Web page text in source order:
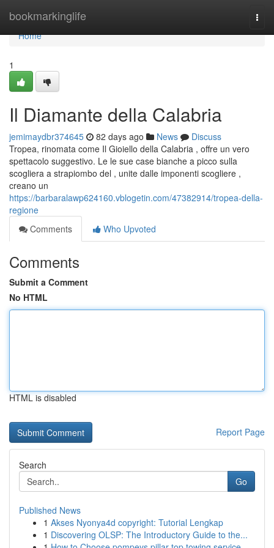
bookmarkinglife
Home
Home
1
Il Diamante della Calabria
jemimaydbr374645 82 days ago News
Discuss
Tropea, rinomata come Il Gioiello della Calabria , offre un vero
spettacolo suggestivo. Le le sue case bianche a picco sulla
scogliera a strapiombo del , unite dalle imponenti scogliere ,
creano un
https://barbaralawp624160.vblogetin.com/47382914/tropea-della-
regione
Comments
Who Upvoted
Comments
Submit a Comment
No HTML
HTML is disabled
Report Page
Search
Go
Published News
1 Akses Nyonya4d copyright: Tutorial Lengkap
1 Discovering OLSP: The Introductory Guide to the...